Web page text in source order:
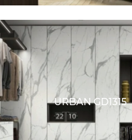
URBAN GD1315